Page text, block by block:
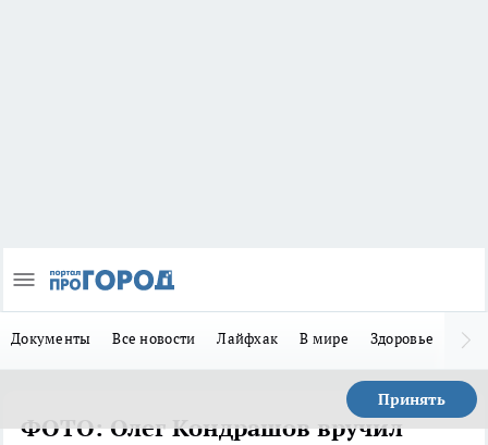
Документы Все новости Лайфхак В мире Здоровье
Принять
ФОТО: Олег Кондрашов вручил